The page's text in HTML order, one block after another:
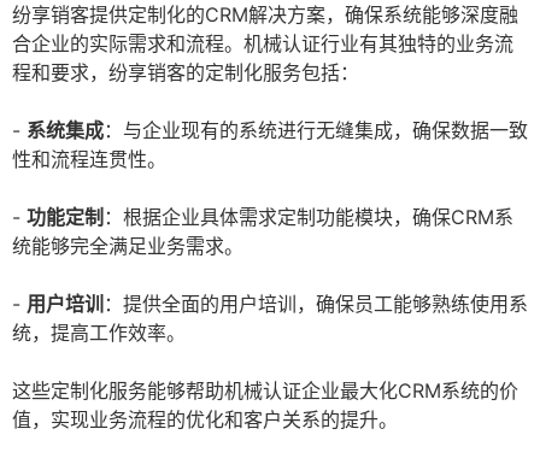
纷享销客提供定制化的CRM解决方案，确保系统能够深度融
合企业的实际需求和流程。机械认证行业有其独特的业务流
程和要求，纷享销客的定制化服务包括：
- 系统集成：与企业现有的系统进行无缝集成，确保数据一致
性和流程连贯性。
- 功能定制 ：根据企业具体需求定制功能模块，确保CRM系
统能够完全满足业务需求。
- 用户培训 ：提供全面的用户培训，确保员工能够熟练使用系
统，提高工作效率。
这些定制化服务能够帮助机械认证企业最大化CRM系统的价
值，实现业务流程的优化和客户关系的提升。